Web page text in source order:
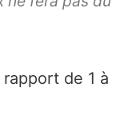
de 1 à